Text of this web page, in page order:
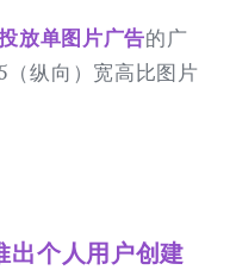
放单图片广告的广
纵向）宽高比图片
个人用户创建